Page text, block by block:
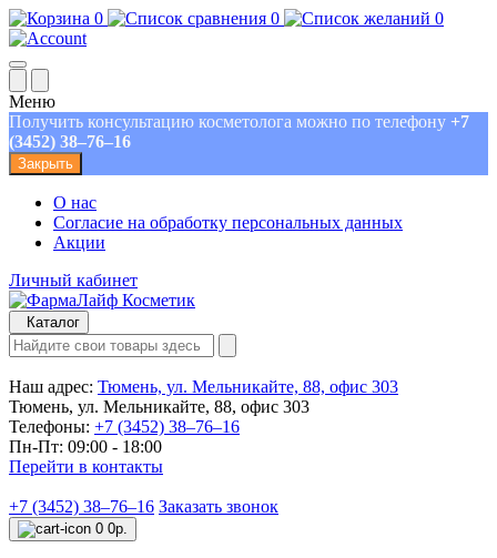
0 0 0
Меню
Получить консультацию косметолога можно по телефону +7
(3452) 38‒76‒16
Закрыть
О нас
Согласие на обработку персональных данных
Акции
Личный кабинет
Каталог
Наш адрес: Тюмень, ул. Мельникайте, 88, офис 303
Тюмень, ул. Мельникайте, 88, офис 303
Телефоны: +7 (3452) 38‒76‒16
Пн-Пт: 09:00 - 18:00
Перейти в контакты
+7 (3452) 38‒76‒16 Заказать звонок
0 0р.